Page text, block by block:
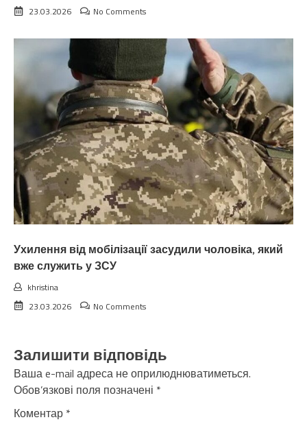
23.03.2026
No Comments
Ухилення від мобілізації засудили чоловіка, який
вже служить у ЗСУ
khristina
23.03.2026
No Comments
Залишити відповідь
Ваша e-mail адреса не оприлюднюватиметься.
Обов’язкові поля позначені *
Коментар *